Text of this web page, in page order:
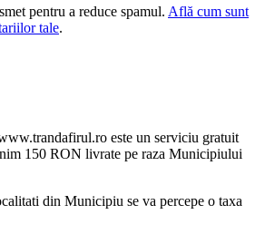
pentru a reduce spamul. Află cum sunt
tale.
este un serviciu gratuit
150 RON livrate pe raza Municipiului
din Municipiu se va percepe o taxa